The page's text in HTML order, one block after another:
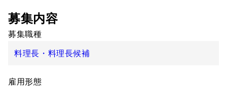
募集内容
募集職種
料理長・料理長候補
雇用形態